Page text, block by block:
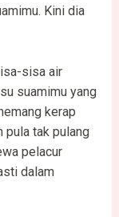
Kini dia
sisa air
suamimu yang
kerap
pula tak pulang
pelacur
dalam